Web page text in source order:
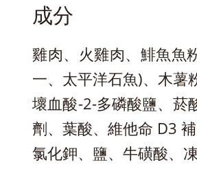
成分
雞肉、火雞肉、鯡魚魚
一、太平洋石魚)、木薯
壞血酸-2-多磷酸鹽、菸
劑、葉酸、維他命 D3
氯化鉀、鹽、牛磺酸、